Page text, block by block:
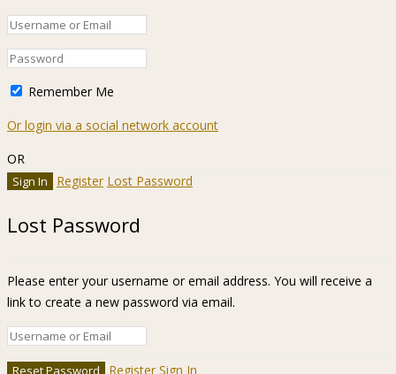
Remember Me
Or login via a social network account
OR
Register Lost Password
Lost Password
Please enter your username or email address. You will receive a
link to create a new password via email.
Register Sign In